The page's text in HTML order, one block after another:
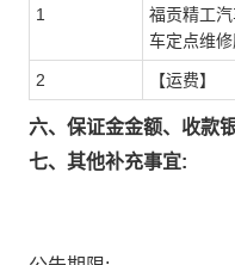
1
福贡精工
车定点维
2 【运费】
六、保证金金额、收款
七、其他补充事宜: